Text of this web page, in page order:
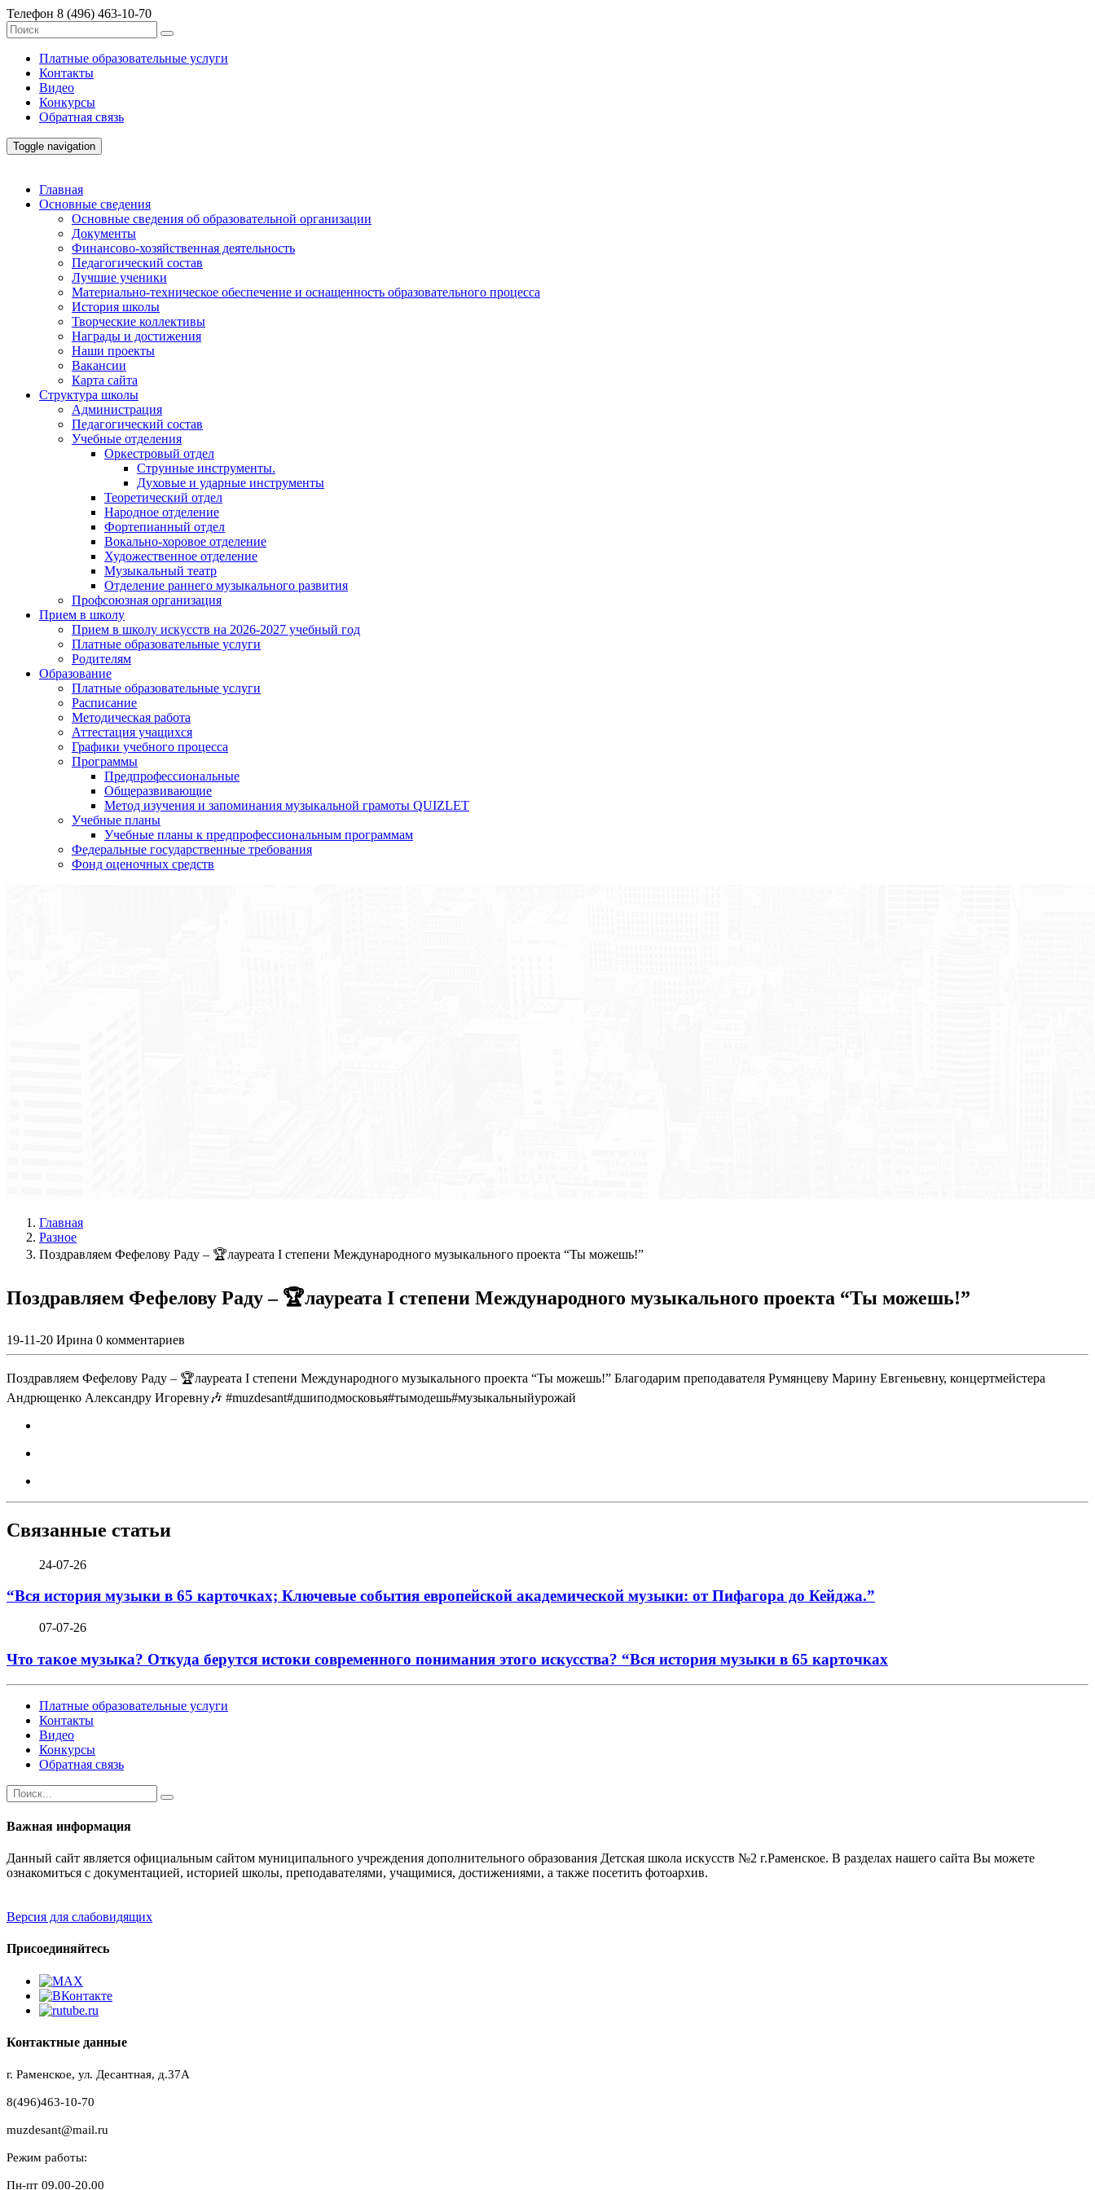
Телефон 8 (496) 463-10-70
Платные образовательные услуги
Контакты
Видео
Конкурсы
Обратная связь
Toggle navigation
Главная
Основные сведения
Основные сведения об образовательной организации
Документы
Финансово-хозяйственная деятельность
Педагогический состав
Лучшие ученики
Материально-техническое обеспечение и оснащенность образовательного процесса
История школы
Творческие коллективы
Награды и достижения
Наши проекты
Вакансии
Карта сайта
Структура школы
Администрация
Педагогический состав
Учебные отделения
Оркестровый отдел
Струнные инструменты.
Духовые и ударные инструменты
Теоретический отдел
Народное отделение
Фортепианный отдел
Вокально-хоровое отделение
Художественное отделение
Музыкальный театр
Отделение раннего музыкального развития
Профсоюзная организация
Прием в школу
Прием в школу искусств на 2026-2027 учебный год
Платные образовательные услуги
Родителям
Образование
Платные образовательные услуги
Расписание
Методическая работа
Аттестация учащихся
Графики учебного процесса
Программы
Предпрофессиональные
Общеразвивающие
Метод изучения и запоминания музыкальной грамоты QUIZLET
Учебные планы
Учебные планы к предпрофессиональным программам
Федеральные государственные требования
Фонд оценочных средств
Главная
Разное
Поздравляем Фефелову Раду – 🏆лауреата I степени Международного музыкального проекта “Ты можешь!”
Поздравляем Фефелову Раду – 🏆лауреата I степени Международного музыкального проекта “Ты можешь!”
19-11-20 Ирина 0 комментариев
Поздравляем Фефелову Раду – 🏆лауреата I степени Международного музыкального проекта “Ты можешь!” Благодарим преподавателя Румянцеву Марину Евгеньевну, концертмейстера
Андрющенко Александру Игоревну🎶 #muzdesant#дшиподмосковья#тымодешь#музыкальныйурожай
Связанные статьи
24-07-26
“Вся история музыки в 65 карточках; Ключевые события европейской академической музыки: от Пифагора до Кейджа.”
07-07-26
Что такое музыка? Откуда берутся истоки современного понимания этого искусства? “Вся история музыки в 65 карточках
Платные образовательные услуги
Контакты
Видео
Конкурсы
Обратная связь
Важная информация
Данный сайт является официальным сайтом муниципального учреждения дополнительного образования Детская школа искусств №2 г.Раменское. В разделах нашего сайта Вы можете
ознакомиться с документацией, историей школы, преподавателями, учащимися, достижениями, а также посетить фотоархив.
Версия для слабовидящих
Присоединяйтесь
Контактные данные
г. Раменское, ул. Десантная, д.37A
8(496)463-10-70
muzdesant@mail.ru
Режим работы:
Пн-пт 09.00-20.00